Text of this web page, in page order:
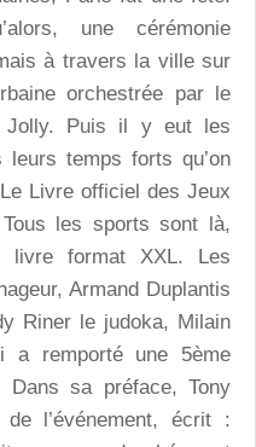
une cérémonie
à travers la ville sur
orchestrée par le
Jolly. Puis il y eut les
temps forts qu’on
Livre officiel des Jeux
les sports sont là,
livre format XXL. Les
Armand Duplantis
Riner le judoka, Milain
a remporté une 5ème
Dans sa préface, Tony
l’événement, écrit :